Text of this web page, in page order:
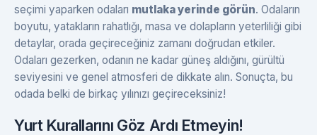
seçimi yaparken odaları mutlaka yerinde görün. Odaların
boyutu, yatakların rahatlığı, masa ve dolapların yeterliliği gibi
detaylar, orada geçireceğiniz zamanı doğrudan etkiler.
Odaları gezerken, odanın ne kadar güneş aldığını, gürültü
seviyesini ve genel atmosferi de dikkate alın. Sonuçta, bu
odada belki de birkaç yılınızı geçireceksiniz!
Yurt Kurallarını Göz Ardı Etmeyin!